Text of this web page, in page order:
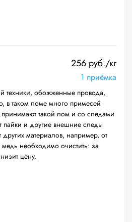
256 руб./кг
1 приёмка
техники, обожженные провода,
в таком ломе много примесей
принимают такой лом и со следами
пайки и другие внешние следы
материалов, например, от
необходимо очистить: за
цену.